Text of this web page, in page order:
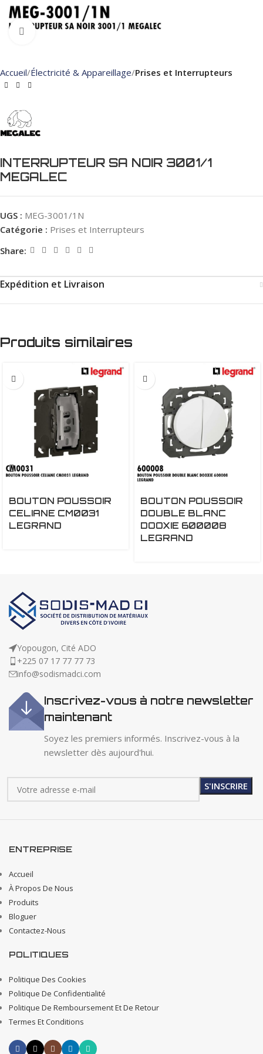
Click to enlarge
Accueil Électricité & Appareillage Prises et Interrupteurs
INTERRUPTEUR SA NOIR 3001/1
MEGALEC
UGS : MEG-3001/1N
Catégorie : Prises et Interrupteurs
Share:
Expédition et Livraison
Produits similaires
BOUTON POUSSOIR
CELIANE CM0031
LEGRAND
BOUTON POUSSOIR
DOUBLE BLANC
DOOXIE 600008
LEGRAND
Yopougon, Cité ADO
+225 07 17 77 77 73
info@sodismadci.com
Inscrivez-vous à notre newsletter
maintenant
Soyez les premiers informés. Inscrivez-vous à la
newsletter dès aujourd'hui.
ENTREPRISE
Accueil
À Propos De Nous
Produits
Bloguer
Contactez-Nous
POLITIQUES
Politique Des Cookies
Politique De Confidentialité
Politique De Remboursement Et De Retour
Termes Et Conditions